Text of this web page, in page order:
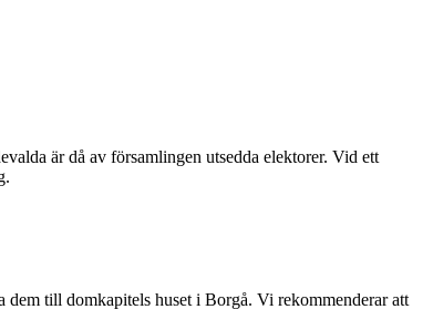
är då av församlingen utsedda elektorer. Vid ett
dem till domkapitels huset i Borgå. Vi rekommenderar att